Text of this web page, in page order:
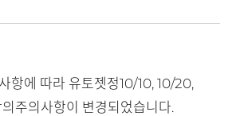
항에 따라 유토젯정10/10, 10/20,
주의사항이 변경되었습니다.